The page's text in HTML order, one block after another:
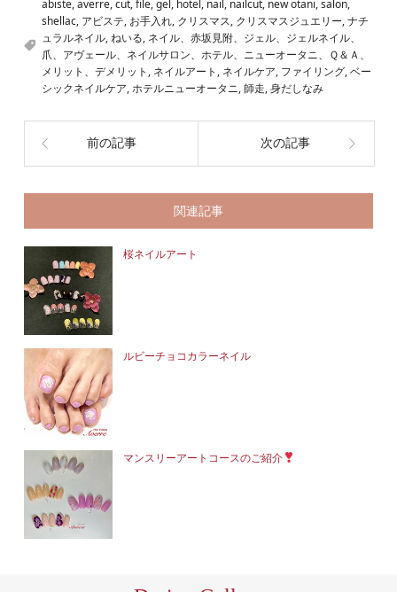
abiste,averre,cut,file,gel, hotel, nail, nailcut, new otani,salon,
shellac, アビステ, お手入れ, クリスマス, クリスマスジュエリー,ナチ
ュラルネイル,ねいる, ネイル、赤坂見附、ジェル、ジェルネイル、
爪、アヴェール、ネイルサロン、ホテル、ニューオータニ、Ｑ＆Ａ、
メリット、デメリット , ネイルアート , ネイルケア, ファイリング,ベー
シックネイルケア,ホテルニューオータニ,師走,身だしなみ
前の記事 次の記事
関連記事
桜ネイルアート
ルビーチョコカラーネイル
マンスリーアートコースのご紹介